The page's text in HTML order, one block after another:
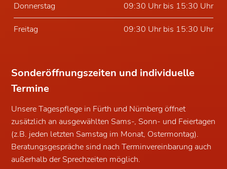
Donnerstag 09:30 Uhr bis 15:30 Uhr
Freitag 09:30 Uhr bis 15:30 Uhr
Sonderöffnungszeiten und individuelle
Termine
Unsere Tagespflege in Fürth und Nürnberg öffnet
zusätzlich an ausgewählten Sams-, Sonn- und Feiertagen
(z.B. jeden letzten Samstag im Monat, Ostermontag).
Beratungsgespräche sind nach Terminvereinbarung auch
außerhalb der Sprechzeiten möglich.